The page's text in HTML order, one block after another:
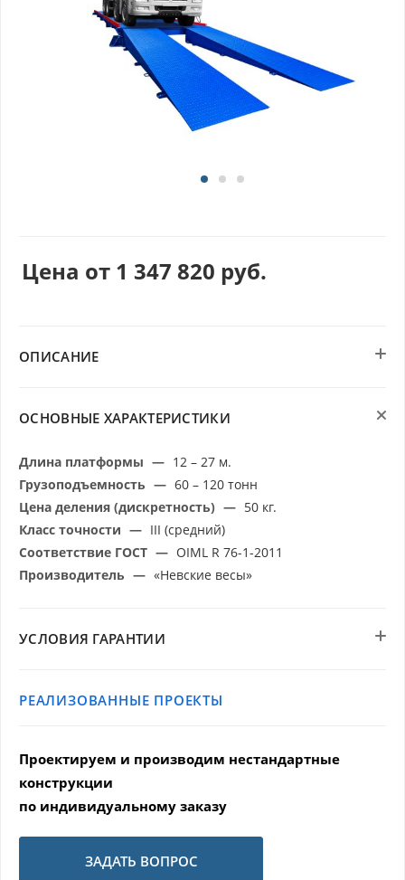
Цена от 1 347 820 руб.
ОПИСАНИЕ
ОСНОВНЫЕ ХАРАКТЕРИСТИКИ
Длина платформы — 12 – 27 м.
Грузоподъемность — 60 – 120 тонн
Цена деления (дискретность) — 50 кг.
Класс точности — III (средний)
Соответствие ГОСТ — OIML R 76-1-2011
Производитель — «Невские весы»
УСЛОВИЯ ГАРАНТИИ
РЕАЛИЗОВАННЫЕ ПРОЕКТЫ
Проектируем и производим нестандартные
конструкции
по индивидуальному заказу
ЗАДАТЬ ВОПРОС